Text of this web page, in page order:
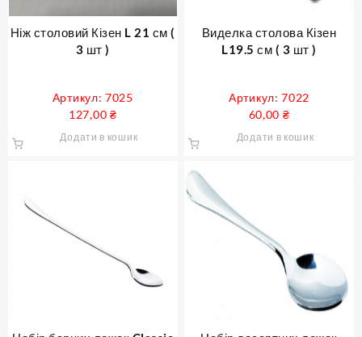
Ніж столовий Кізен L 21 см (
3 шт )
Артикул: 7025
127,00 ₴
Додати в кошик
Виделка столова Кізен
L19.5 см ( 3 шт )
Артикул: 7022
60,00 ₴
Додати в кошик